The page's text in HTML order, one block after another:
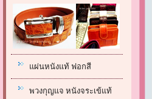
แผ่นหนังแท้ ฟอกสี
พวงกุญแจ หนังจระเข้แท้